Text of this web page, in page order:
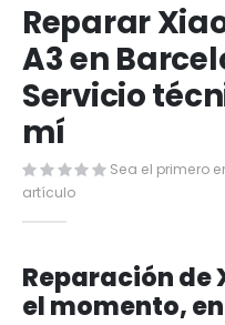
al
comienzo
de
la
galería
de
Reparar
A3 en
Servicio
mí
Sea el primero
artículo
Reparación de
el momento,